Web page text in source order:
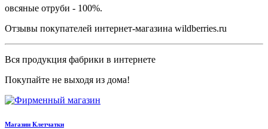
овсяные отруби - 100%.
Отзывы покупателей интернет-магазина wildberries.ru
Вся продукция фабрики в интернете
Покупайте не выходя из дома!
Магазин Клетчатки